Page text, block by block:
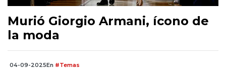
Murió Giorgio Armani, ícono de
la moda
04-09-2025En #Temas